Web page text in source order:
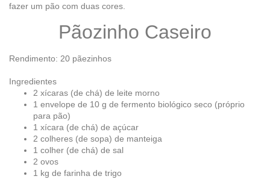
fazer um pão com duas cores.
Pãozinho Caseiro
Rendimento: 20 pãezinhos
Ingredientes
2 xícaras (de chá) de leite morno
1 envelope de 10 g de fermento biológico seco (próprio
para pão)
1 xícara (de chá) de açúcar
2 colheres (de sopa) de manteiga
1 colher (de chá) de sal
2 ovos
1 kg de farinha de trigo